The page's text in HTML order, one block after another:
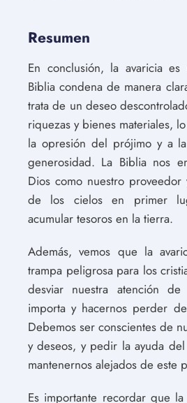
Resumen
En conclusión, la avaricia
Biblia condena de manera
trata de un deseo
riquezas y bienes materiales,
la opresión del prójimo y a
generosidad. La Biblia nos
Dios como nuestro
de los cielos en primer
acumular tesoros en la tierra.
Además, vemos que la
trampa peligrosa para los
desviar nuestra atención
importa y hacernos perder
Debemos ser conscientes de
y deseos, y pedir la ayuda
mantenernos alejados de este
Es importante recordar que